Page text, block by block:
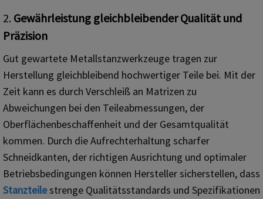
2. Gewährleistung gleichbleibender Qualität und
Präzision
Gut gewartete Metallstanzwerkzeuge tragen zur
Herstellung gleichbleibend hochwertiger Teile bei. Mit der
Zeit kann es durch Verschleiß an Matrizen zu
Abweichungen bei den Teileabmessungen, der
Oberflächenbeschaffenheit und der Gesamtqualität
kommen. Durch die Aufrechterhaltung scharfer
Schneidkanten, der richtigen Ausrichtung und optimaler
Betriebsbedingungen können Hersteller sicherstellen, dass
Stanzteilestrenge Qualitätsstandards und Spezifikationen